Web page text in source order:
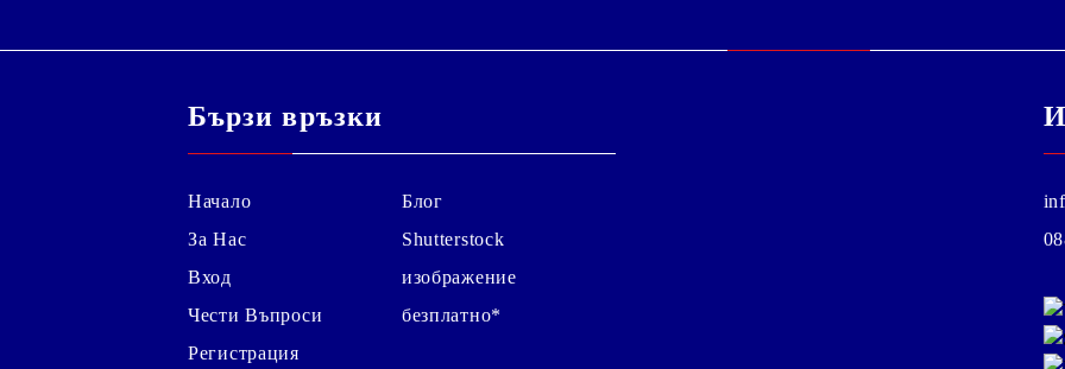
Бързи връзки
Начало
За Нас
Вход
Чести Въпроси
Регистрация
Блог
Shutterstock
изображение
безплатно*